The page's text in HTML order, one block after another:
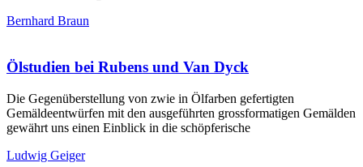
Bernhard Braun
Ölstudien bei Rubens und Van Dyck
Die Gegenüberstellung von zwie in Ölfarben gefertigten
Gemäldeentwürfen mit den ausgeführten grossformatigen Gemälden
gewährt uns einen Einblick in die schöpferische
Ludwig Geiger